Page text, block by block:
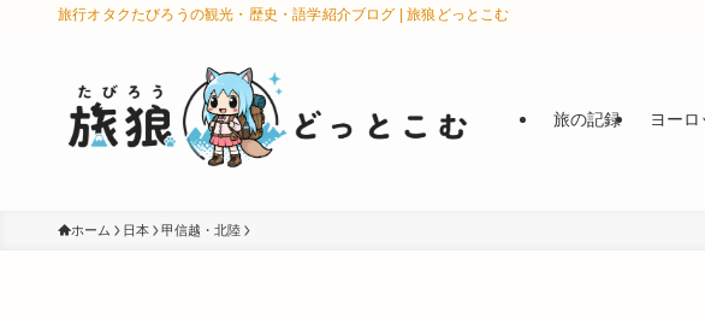
旅行オタクたびろうの観光・歴史・語学紹介ブログ | 旅狼どっとこむ
旅の記録 ヨーロ
ホーム 日本 甲信越・北陸